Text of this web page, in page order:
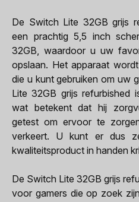
De Switch Lite 32GB grijs
een prachtig 5,5 inch
32GB, waardoor u uw
opslaan. Het apparaat
die u kunt gebruiken om uw
Lite 32GB grijs refurbished
wat betekent dat hij
getest om ervoor te
verkeert. U kunt er dus
kwaliteitsproduct in handen
De Switch Lite 32GB grijs
voor gamers die op zoek